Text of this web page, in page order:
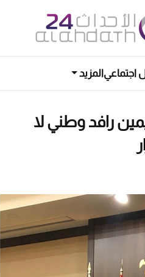
اجتماعيالمزيد
رافد وطني لا